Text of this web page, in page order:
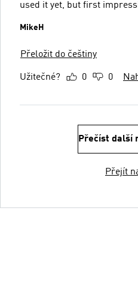
used it yet, but first
MikeH
Přeložit do češtiny
Užitečné? 0 0
Přečíst další
Přejít